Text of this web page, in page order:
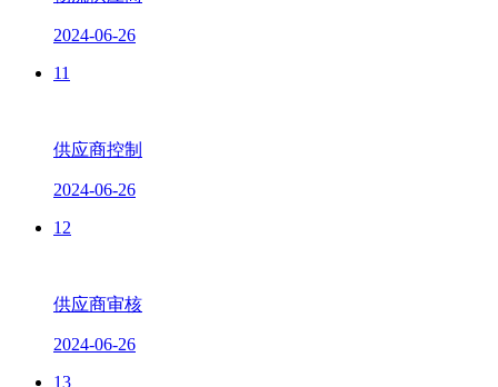
2024-06-26
11
供应商控制
2024-06-26
12
供应商审核
2024-06-26
13